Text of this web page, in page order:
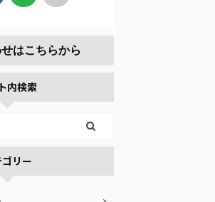
はこちらから
内検索
リー